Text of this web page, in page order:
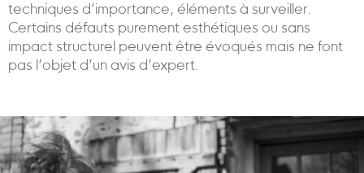
techniques d’importance, éléments à surveiller.
Certains défauts purement esthétiques ou sans
impact structurel peuvent être évoqués mais ne font
pas l’objet d’un avis d’expert.